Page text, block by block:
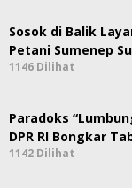
Sosok di Balik
Petani Sumenep
1146 Dilihat
Paradoks
DPR RI Bongkar
1142 Dilihat